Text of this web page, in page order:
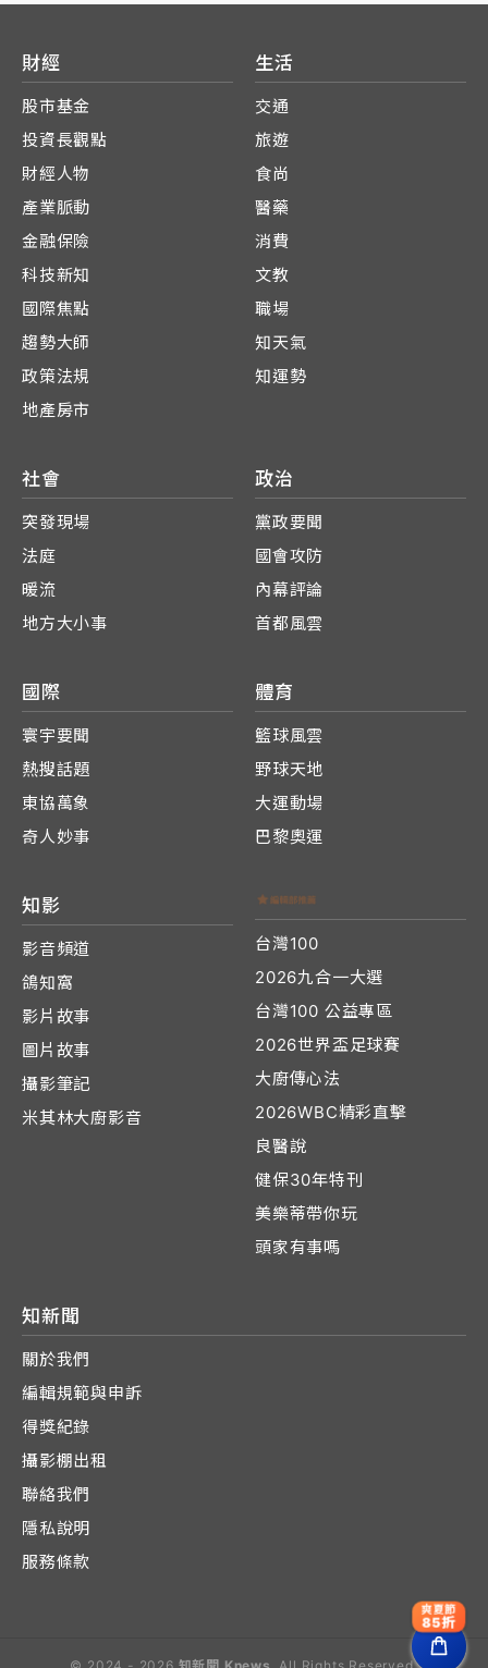
財經
股市基金
投資長觀點
財經人物
產業脈動
金融保險
科技新知
國際焦點
趨勢大師
政策法規
地產房市
生活
交通
旅遊
食尚
醫藥
消費
文教
職場
知天氣
知運勢
社會
突發現場
法庭
暖流
地方大小事
政治
黨政要聞
國會攻防
內幕評論
首都風雲
國際
寰宇要聞
熱搜話題
東協萬象
奇人妙事
體育
籃球風雲
野球天地
大運動場
巴黎奧運
知影
影音頻道
鴿知窩
影片故事
圖片故事
攝影筆記
米其林大廚影音
台灣100
2026九合一大選
台灣100 公益專區
2026世界盃足球賽
大廚傳心法
2026WBC精彩直擊
良醫說
健保30年特刊
美樂蒂帶你玩
頭家有事嗎
知新聞
關於我們
編輯規範與申訴
得獎紀錄
攝影棚出租
聯絡我們
隱私說明
服務條款
爽夏節
85折